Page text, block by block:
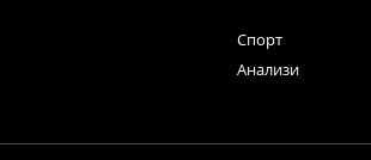
Спорт
Анализи